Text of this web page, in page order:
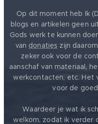
Op dit moment heb Ik
blogs en artikelen geen
Gods werk te kunnen
van donaties zijn
zeker ook voor de
aanschaf van materiaal,
werkcontacten, etc. Het
voor de
Waardeer je wat ik
welkom, zodat ik verder